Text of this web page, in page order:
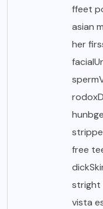
ffeet
asian
her
free
stright
vista